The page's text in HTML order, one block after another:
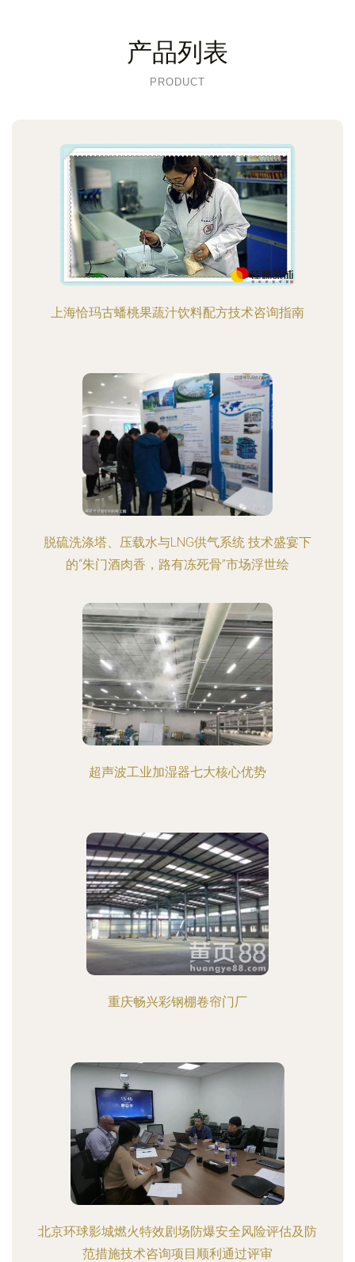
产品列表
PRODUCT
上海恰玛古蟠桃果蔬汁饮料配方技术咨询指南
脱硫洗涤塔、压载水与LNG供气系统 技术盛宴下
的“朱门酒肉香，路有冻死骨”市场浮世绘
超声波工业加湿器七大核心优势
重庆畅兴彩钢棚卷帘门厂
北京环球影城燃火特效剧场防爆安全风险评估及防
范措施技术咨询项目顺利通过评审